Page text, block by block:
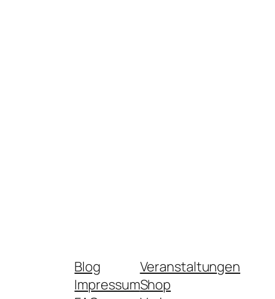
Blog
Impressum
Veranstaltungen
Shop